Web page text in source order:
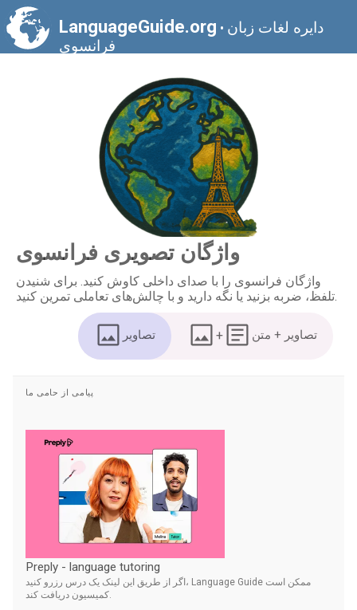
LanguageGuide.org • دايره لغات زبان
فرانسوی
واژگان تصویری فرانسوی
واژگان فرانسوی را با صدای داخلی کاوش کنید. برای شنیدن
تلفظ، ضربه بزنید یا نگه دارید و با چالش‌های تعاملی تمرین کنید.
تصاویر + تصاویر + متن
پیامی از حامی ما
Preply - language tutoring
اگر از طریق این لینک یک درس رزرو کنید، Language Guide ممکن است